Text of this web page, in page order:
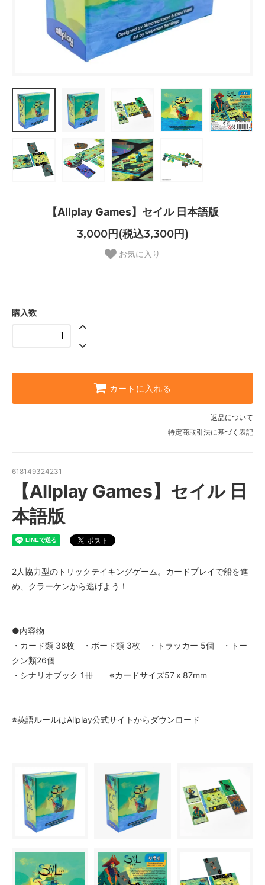
【Allplay Games】セイル 日本語版
3,000円(税込3,300円)
お気に入り
購入数
カートに入れる
返品について
特定商取引法に基づく表記
618149324231
【Allplay Games】セイル 日
本語版
2人協力型のトリックテイキングゲーム。カードプレイで船を進
め、クラーケンから逃げよう！
●内容物
・カード類 38枚 ・ボード類 3枚 ・トラッカー 5個 ・トー
クン類26個
・シナリオブック 1冊 ※カードサイズ57 x 87mm
※英語ルールはAllplay公式サイトからダウンロード